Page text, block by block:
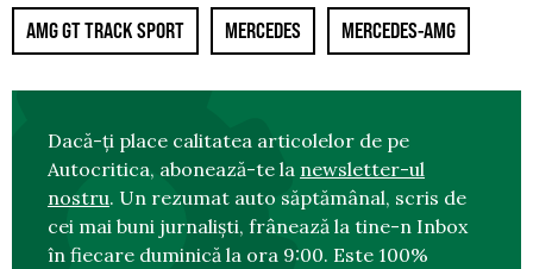
AMG GT TRACK SPORT MERCEDES MERCEDES-AMG
Dacă-ți place calitatea articolelor de pe
Autocritica, abonează-te la newsletter-ul
nostru. Un rezumat auto săptămânal, scris de
cei mai buni jurnaliști, frânează la tine-n Inbox
în fiecare duminică la ora 9:00. Este 100%